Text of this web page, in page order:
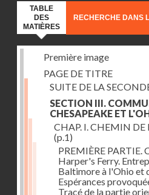
TABLE
DES
MATIÈRES
RECHERCHE DANS
Première image
PAGE DE TITRE
SUITE DE LA
SECTION III.
CHESAPEAKE ET
CHAP. I. CHEMIN DE
(p.1)
PREMIÈRE PARTIE.
Harper's Ferry.
Baltimore à l'Ohio et
Espérances
Tracé de la partie